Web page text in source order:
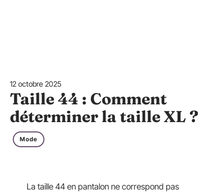
12 octobre 2025
Taille 44 : Comment
déterminer la taille XL ?
Mode
La taille 44 en pantalon ne correspond pas